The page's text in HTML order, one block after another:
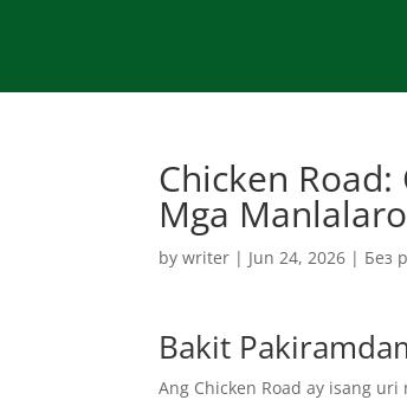
Chicken
Mga Manlalaro
bywriter | Jun 24, 2026 | Без
Bakit
Ang Chicken Road ay isang